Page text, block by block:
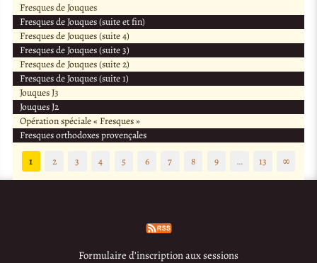
Fresques de Jouques
Fresques de Jouques (suite et fin)
Fresques de Jouques (suite 4)
Fresques de Jouques (suite 3)
Fresques de Jouques (suite 2)
Fresques de Jouques (suite 1)
Jouques J3
Jouques J2
Opération spéciale « Fresques »
Fresques orthodoxes provençales
1
2 3 4 5 6 7 8 9 … 13 ∞
Formulaire d’inscription aux sessions